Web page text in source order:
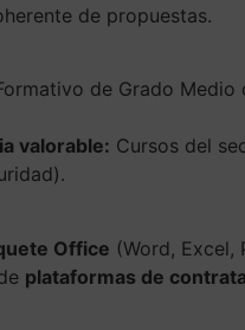
de propuestas.
de Grado Medio
valorable: Cursos del
Office (Word, Excel,
plataformas de